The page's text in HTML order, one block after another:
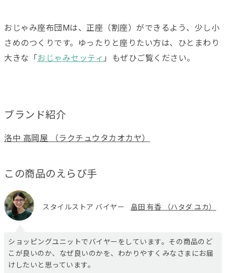
おじゃみ座布団Mは、正座（割座）ができるよう、少し小
さめのつくりです。ゆったりと座りたい方は、ひとまわり
大きな「おじゃみセッティ 」もぜひご覧ください。
ブランド紹介
洛中 高岡屋 （ラクチュウタカオカヤ）
この商品のえらび手
スタイルストア バイヤー 畠田 有香 （ハタダ ユカ）
ショッピングユニットでバイヤーをしています。その商品のど
こが良いのか、なぜ良いのかを、わかりやすくみなさまにお届
けしたいと思っています。